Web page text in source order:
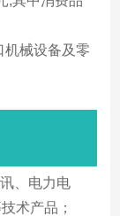
机械设备及零
、电力电
术产品；